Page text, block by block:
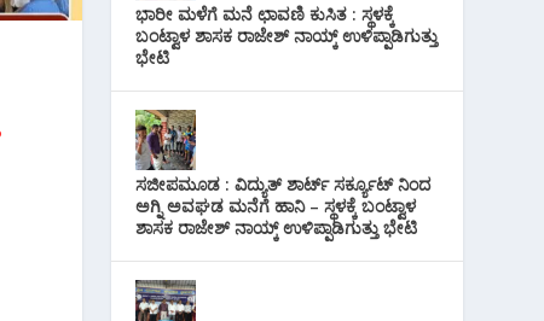
ಭಾರೀ ಮಳೆಗೆ ಮನೆ ಛಾವಣಿ ಕುಸಿತ : ಸ್ಥಳಕ್ಕೆ
ಬಂಟ್ವಾಳ ಶಾಸಕ ರಾಜೇಶ್ ನಾಯ್ಕ್ ಉಳಿಪ್ಪಾಡಿಗುತ್ತು
ಭೇಟಿ
ಸಜೀಪಮೂಡ : ವಿದ್ಯುತ್ ಶಾರ್ಟ್ ಸರ್ಕ್ಯೂಟ್‌ ನಿಂದ
ಅಗ್ನಿ ಅವಘಡ ಮನೆಗೆ ಹಾನಿ – ಸ್ಥಳಕ್ಕೆ ಬಂಟ್ವಾಳ
ಶಾಸಕ ರಾಜೇಶ್ ನಾಯ್ಕ್ ಉಳಿಪ್ಪಾಡಿಗುತ್ತು ಭೇಟಿ